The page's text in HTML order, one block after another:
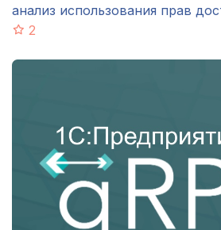
анализ использования прав
2